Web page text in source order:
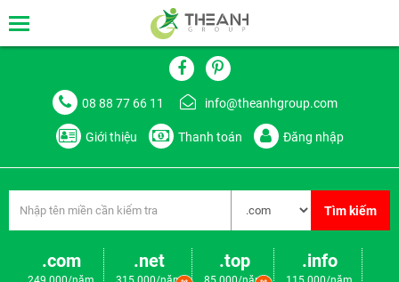
08 88 77 66 11 info@theanhgroup.com
Giới thiệu Thanh toán Đăng nhập
Tìm kiếm
.com .net .top .info